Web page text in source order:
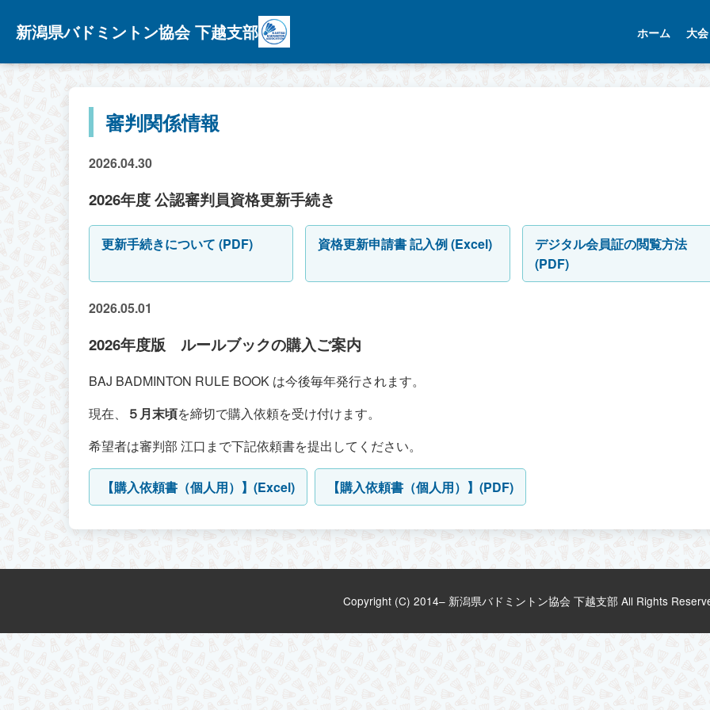
新潟県バドミントン協会 下越支部 ホーム 大
審判関係情報
2026.04.30
2026年度 公認審判員資格更新手続き
更新手続きについて (PDF) 資格更新申請書 記入例 (Excel)
デジタル会員証の閲覧方法
(PDF)
2026.05.01
2026年度版 ルールブックの購入ご案内
BAJ BADMINTON RULE BOOK は今後毎年発行されます。
現在、
５月末頃を締切で購入依頼を受け付けます。
希望者は審判部 江口まで下記依頼書を提出してください。
【購入依頼書（個人用）】(Excel) 【購入依頼書（個人用）】(PDF)
Copyright (C) 2014– 新潟県バドミントン協会 下越支部 All Rights